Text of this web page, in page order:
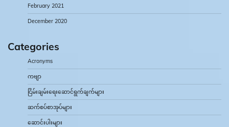
February 2021
December 2020
Categories
Acronyms
ကဗျာ
ငြိမ်းချမ်းရေးဆောင်ရွက်ချက်များ
ဆက်စပ်စာအုပ်များ
ဆောင်းပါးများ